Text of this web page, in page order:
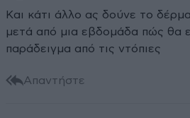
Και κάτι άλλο ας δούνε το
μετά από μια εβδομάδα πώς θα
παράδειγμα από τις ντόπιες
Απαντήστε